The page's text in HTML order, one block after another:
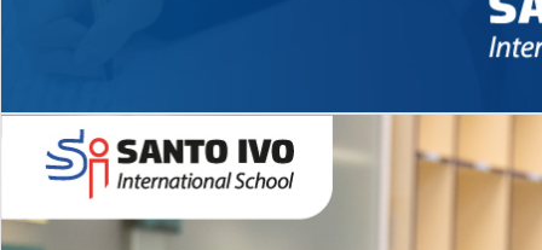
Novidades 2026 High School